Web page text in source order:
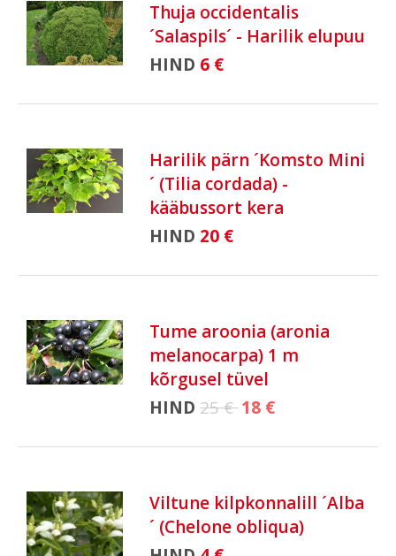
Thuja occidentalis
´Salaspils´ - Harilik elupuu
HIND 6 €
Harilik pärn ´Komsto Mini
´ (Tilia cordada) -
kääbussort kera
HIND 20 €
Tume aroonia (aronia
melanocarpa) 1 m
kõrgusel tüvel
HIND 25 €18 €
Viltune kilpkonnalill ´Alba
´ (Chelone obliqua)